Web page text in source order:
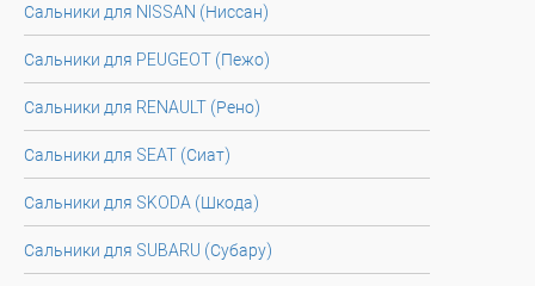
Сальники для NISSAN (Ниссан)
Сальники для PEUGEOT (Пежо)
Сальники для RENAULT (Рено)
Сальники для SEAT (Сиат)
Сальники для SKODA (Шкода)
Сальники для SUBARU (Субару)